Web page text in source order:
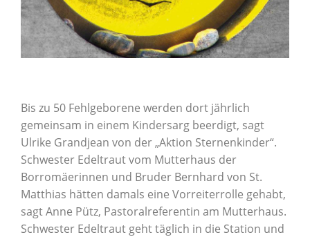
Bis zu 50 Fehlgeborene werden dort jährlich
gemeinsam in einem Kindersarg beerdigt, sagt
Ulrike Grandjean von der „Aktion Sternenkinder“.
Schwester Edeltraut vom Mutterhaus der
Borromäerinnen und Bruder Bernhard von St.
Matthias hätten damals eine Vorreiterrolle gehabt,
sagt Anne Pütz, Pastoralreferentin am Mutterhaus.
Schwester Edeltraut geht täglich in die Station und